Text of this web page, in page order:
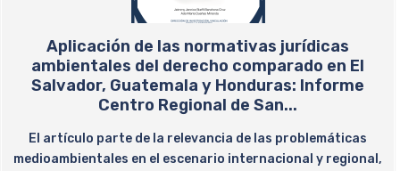
Aplicación de las normativas jurídicas
ambientales del derecho comparado en El
Salvador, Guatemala y Honduras: Informe
Centro Regional de San...
El artículo parte de la relevancia de las problemáticas
medioambientales en el escenario internacional y regional,